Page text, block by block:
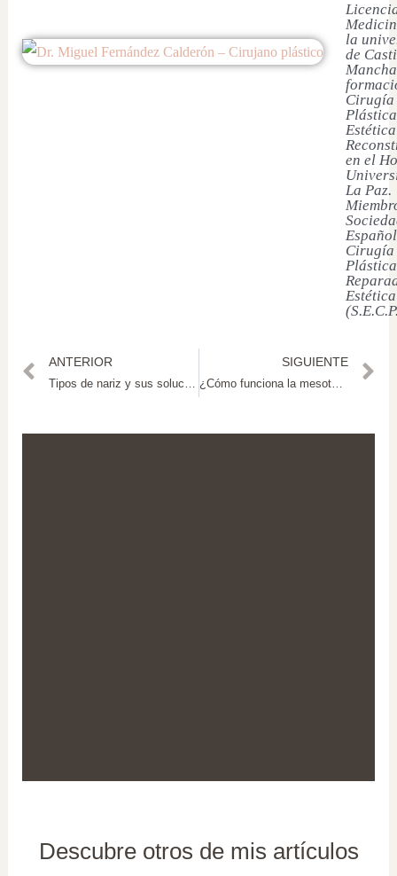
la
de
Cirugía
en el
La Paz.
Cirugía
Estética
ANTERIOR
Tipos de nariz y sus soluciones en cirugía estética
SIGUIENTE
¿Cómo funciona la mesoterapia capilar? Beneficios para la caída del cabello
Descubre otros de mis artículos